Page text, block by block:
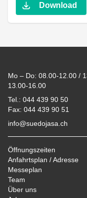
Download
Mo – Do: 08.00-12.00 /
13.00-16.00
Tel.: 044 439 90 50
Fax: 044 439 90 51
info@suedojasa.ch
Öffnungszeiten
Anfahrtsplan / Adresse
Messeplan
Team
Über uns